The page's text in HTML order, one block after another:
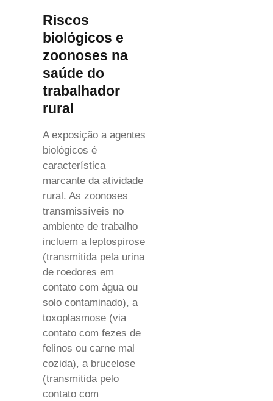
Riscos
biológicos e
zoonoses na
saúde do
trabalhador
rural
A exposição a agentes
biológicos é
característica
marcante da atividade
rural. As zoonoses
transmissíveis no
ambiente de trabalho
incluem a leptospirose
(transmitida pela urina
de roedores em
contato com água ou
solo contaminado), a
toxoplasmose (via
contato com fezes de
felinos ou carne mal
cozida), a brucelose
(transmitida pelo
contato com